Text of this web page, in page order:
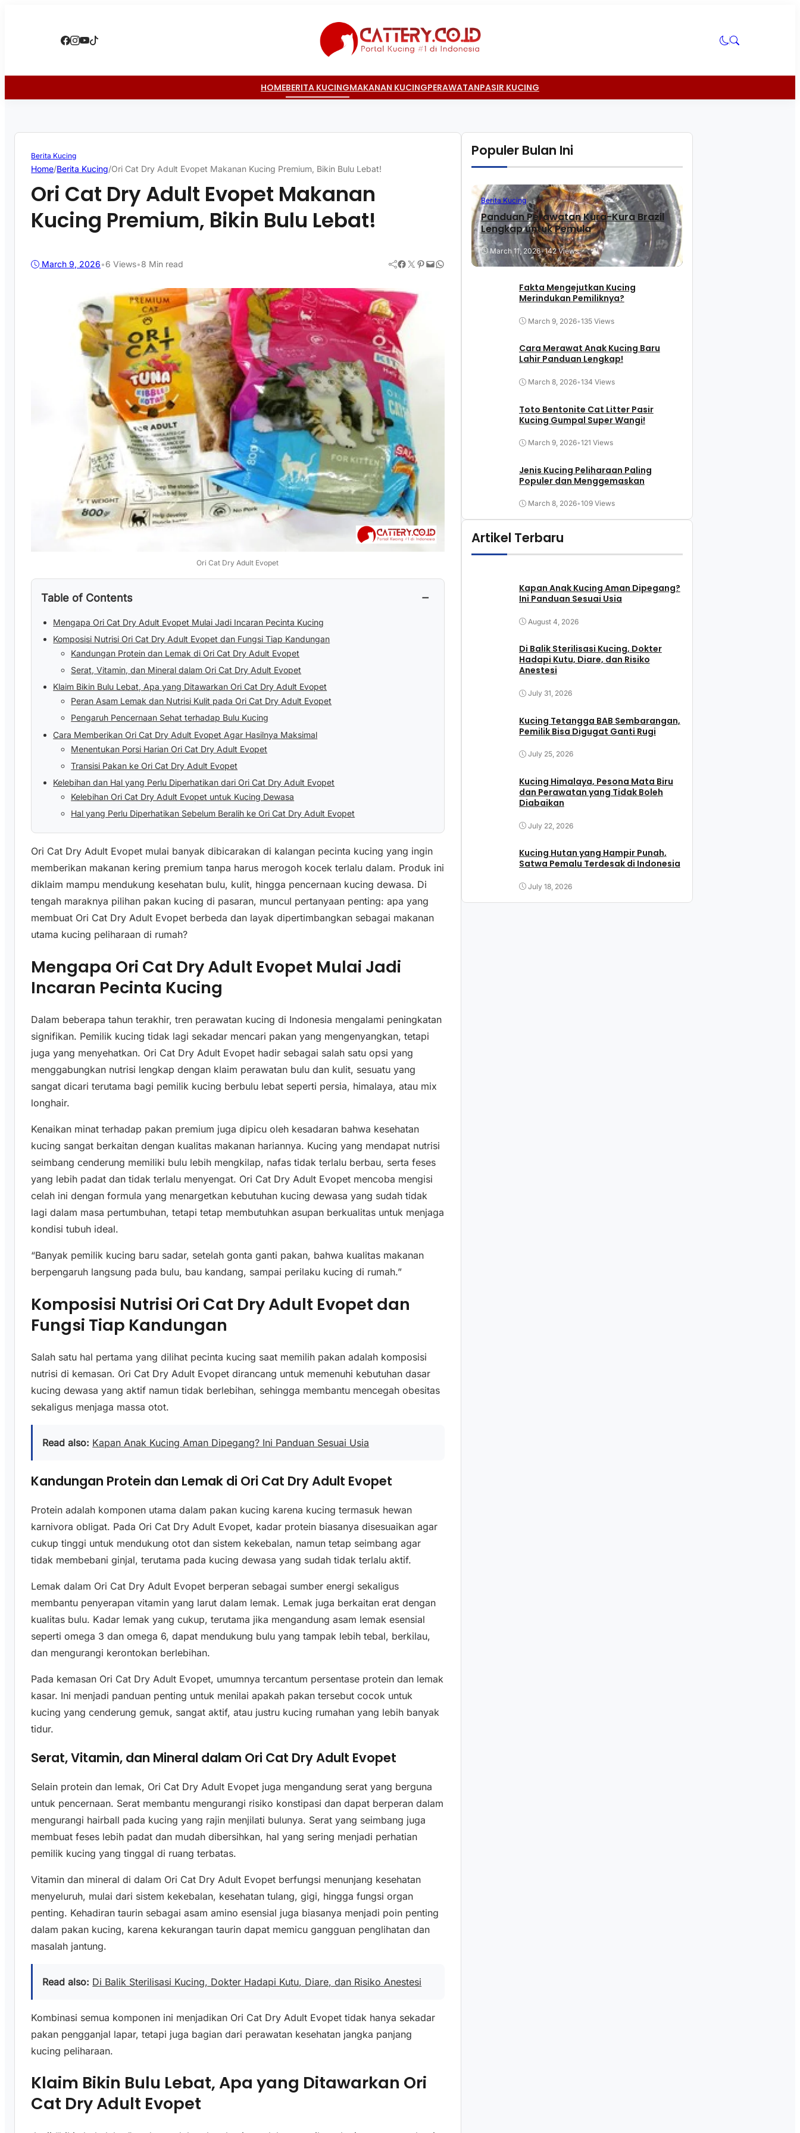
HOMEBERITA KUCINGMAKANAN KUCINGPERAWATANPASIR KUCING
Berita Kucing
Home/Berita Kucing/Ori Cat Dry Adult Evopet Makanan Kucing Premium, Bikin Bulu Lebat!
Ori Cat Dry Adult Evopet Makanan
Kucing Premium, Bikin Bulu Lebat!
March 9, 2026•6 Views•8 Min read Facebook Twitter Pinterest Mail WhatsApp
Ori Cat Dry Adult Evopet
Table of Contents −
Mengapa Ori Cat Dry Adult Evopet Mulai Jadi Incaran Pecinta Kucing
Komposisi Nutrisi Ori Cat Dry Adult Evopet dan Fungsi Tiap Kandungan
Kandungan Protein dan Lemak di Ori Cat Dry Adult Evopet
Serat, Vitamin, dan Mineral dalam Ori Cat Dry Adult Evopet
Klaim Bikin Bulu Lebat, Apa yang Ditawarkan Ori Cat Dry Adult Evopet
Peran Asam Lemak dan Nutrisi Kulit pada Ori Cat Dry Adult Evopet
Pengaruh Pencernaan Sehat terhadap Bulu Kucing
Cara Memberikan Ori Cat Dry Adult Evopet Agar Hasilnya Maksimal
Menentukan Porsi Harian Ori Cat Dry Adult Evopet
Transisi Pakan ke Ori Cat Dry Adult Evopet
Kelebihan dan Hal yang Perlu Diperhatikan dari Ori Cat Dry Adult Evopet
Kelebihan Ori Cat Dry Adult Evopet untuk Kucing Dewasa
Hal yang Perlu Diperhatikan Sebelum Beralih ke Ori Cat Dry Adult Evopet
Ori Cat Dry Adult Evopet mulai banyak dibicarakan di kalangan pecinta kucing yang ingin
memberikan makanan kering premium tanpa harus merogoh kocek terlalu dalam. Produk ini
diklaim mampu mendukung kesehatan bulu, kulit, hingga pencernaan kucing dewasa. Di
tengah maraknya pilihan pakan kucing di pasaran, muncul pertanyaan penting: apa yang
membuat Ori Cat Dry Adult Evopet berbeda dan layak dipertimbangkan sebagai makanan
utama kucing peliharaan di rumah?
Mengapa Ori Cat Dry Adult Evopet Mulai Jadi
Incaran Pecinta Kucing
Dalam beberapa tahun terakhir, tren perawatan kucing di Indonesia mengalami peningkatan
signifikan. Pemilik kucing tidak lagi sekadar mencari pakan yang mengenyangkan, tetapi
juga yang menyehatkan. Ori Cat Dry Adult Evopet hadir sebagai salah satu opsi yang
menggabungkan nutrisi lengkap dengan klaim perawatan bulu dan kulit, sesuatu yang
sangat dicari terutama bagi pemilik kucing berbulu lebat seperti persia, himalaya, atau mix
longhair.
Kenaikan minat terhadap pakan premium juga dipicu oleh kesadaran bahwa kesehatan
kucing sangat berkaitan dengan kualitas makanan hariannya. Kucing yang mendapat nutrisi
seimbang cenderung memiliki bulu lebih mengkilap, nafas tidak terlalu berbau, serta feses
yang lebih padat dan tidak terlalu menyengat. Ori Cat Dry Adult Evopet mencoba mengisi
celah ini dengan formula yang menargetkan kebutuhan kucing dewasa yang sudah tidak
lagi dalam masa pertumbuhan, tetapi tetap membutuhkan asupan berkualitas untuk menjaga
kondisi tubuh ideal.
“Banyak pemilik kucing baru sadar, setelah gonta ganti pakan, bahwa kualitas makanan
berpengaruh langsung pada bulu, bau kandang, sampai perilaku kucing di rumah.”
Komposisi Nutrisi Ori Cat Dry Adult Evopet dan
Fungsi Tiap Kandungan
Salah satu hal pertama yang dilihat pecinta kucing saat memilih pakan adalah komposisi
nutrisi di kemasan. Ori Cat Dry Adult Evopet dirancang untuk memenuhi kebutuhan dasar
kucing dewasa yang aktif namun tidak berlebihan, sehingga membantu mencegah obesitas
sekaligus menjaga massa otot.
Read also: Kapan Anak Kucing Aman Dipegang? Ini Panduan Sesuai Usia
Kandungan Protein dan Lemak di Ori Cat Dry Adult Evopet
Protein adalah komponen utama dalam pakan kucing karena kucing termasuk hewan
karnivora obligat. Pada Ori Cat Dry Adult Evopet, kadar protein biasanya disesuaikan agar
cukup tinggi untuk mendukung otot dan sistem kekebalan, namun tetap seimbang agar
tidak membebani ginjal, terutama pada kucing dewasa yang sudah tidak terlalu aktif.
Lemak dalam Ori Cat Dry Adult Evopet berperan sebagai sumber energi sekaligus
membantu penyerapan vitamin yang larut dalam lemak. Lemak juga berkaitan erat dengan
kualitas bulu. Kadar lemak yang cukup, terutama jika mengandung asam lemak esensial
seperti omega 3 dan omega 6, dapat mendukung bulu yang tampak lebih tebal, berkilau,
dan mengurangi kerontokan berlebihan.
Pada kemasan Ori Cat Dry Adult Evopet, umumnya tercantum persentase protein dan lemak
kasar. Ini menjadi panduan penting untuk menilai apakah pakan tersebut cocok untuk
kucing yang cenderung gemuk, sangat aktif, atau justru kucing rumahan yang lebih banyak
tidur.
Serat, Vitamin, dan Mineral dalam Ori Cat Dry Adult Evopet
Selain protein dan lemak, Ori Cat Dry Adult Evopet juga mengandung serat yang berguna
untuk pencernaan. Serat membantu mengurangi risiko konstipasi dan dapat berperan dalam
mengurangi hairball pada kucing yang rajin menjilati bulunya. Serat yang seimbang juga
membuat feses lebih padat dan mudah dibersihkan, hal yang sering menjadi perhatian
pemilik kucing yang tinggal di ruang terbatas.
Vitamin dan mineral di dalam Ori Cat Dry Adult Evopet berfungsi menunjang kesehatan
menyeluruh, mulai dari sistem kekebalan, kesehatan tulang, gigi, hingga fungsi organ
penting. Kehadiran taurin sebagai asam amino esensial juga biasanya menjadi poin penting
dalam pakan kucing, karena kekurangan taurin dapat memicu gangguan penglihatan dan
masalah jantung.
Read also: Di Balik Sterilisasi Kucing, Dokter Hadapi Kutu, Diare, dan Risiko Anestesi
Kombinasi semua komponen ini menjadikan Ori Cat Dry Adult Evopet tidak hanya sekadar
pakan pengganjal lapar, tetapi juga bagian dari perawatan kesehatan jangka panjang
kucing peliharaan.
Klaim Bikin Bulu Lebat, Apa yang Ditawarkan Ori
Cat Dry Adult Evopet
Populer Bulan Ini
Berita Kucing
Panduan Perawatan Kura-Kura Brazil
Lengkap untuk Pemula
March 11, 2026•142 Views
Fakta Mengejutkan Kucing
Merindukan Pemiliknya?
March 9, 2026•135 Views
Cara Merawat Anak Kucing Baru
Lahir Panduan Lengkap!
March 8, 2026•134 Views
Toto Bentonite Cat Litter Pasir
Kucing Gumpal Super Wangi!
March 9, 2026•121 Views
Jenis Kucing Peliharaan Paling
Populer dan Menggemaskan
March 8, 2026•109 Views
Artikel Terbaru
Kapan Anak Kucing Aman Dipegang?
Ini Panduan Sesuai Usia
August 4, 2026
Di Balik Sterilisasi Kucing, Dokter
Hadapi Kutu, Diare, dan Risiko
Anestesi
July 31, 2026
Kucing Tetangga BAB Sembarangan,
Pemilik Bisa Digugat Ganti Rugi
July 25, 2026
Kucing Himalaya, Pesona Mata Biru
dan Perawatan yang Tidak Boleh
Diabaikan
July 22, 2026
Kucing Hutan yang Hampir Punah,
Satwa Pemalu Terdesak di Indonesia
July 18, 2026